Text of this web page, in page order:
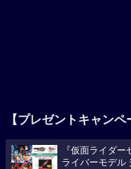
【プレゼントキャンペ
『仮面ライダ
ライバーモデル